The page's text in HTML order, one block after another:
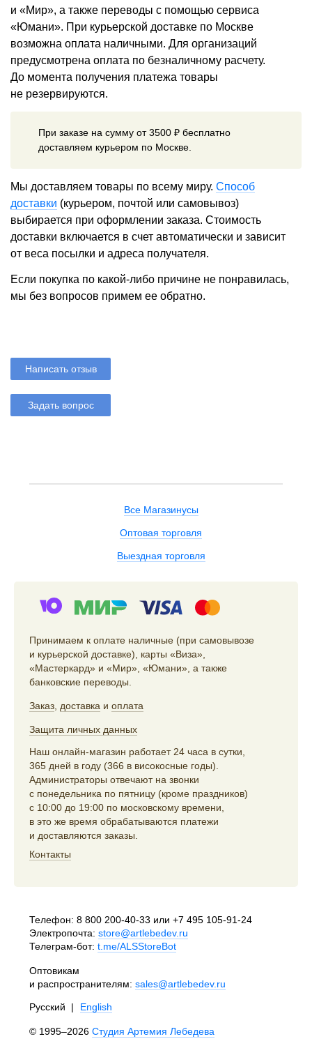
и «Мир», а также переводы с помощью сервиса
«Юмани». При курьерской доставке по Москве
возможна оплата наличными. Для организаций
предусмотрена оплата по безналичному расчету.
До момента получения платежа товары
не резервируются.
При заказе на сумму от 3500 ₽ бесплатно
доставляем курьером по Москве.
Мы доставляем товары по всему миру. Способ
доставки (курьером, почтой или самовывоз)
выбирается при оформлении заказа. Стоимость
доставки включается в счет автоматически и зависит
от веса посылки и адреса получателя.
Если покупка по какой-либо причине не понравилась,
мы без вопросов примем ее обратно.
Написать отзыв
Задать вопрос
Все Магазинусы
Оптовая торговля
Выездная торговля
Принимаем к оплате наличные (при самовывозе
и курьерской доставке), карты «Виза»,
«Мастеркард» и «Мир», «Юмани», а также
банковские переводы.
Заказ доставка и оплата
Защита личных данных
Наш онлайн-магазин работает 24 часа в сутки,
365 дней в году (366 в високосные годы).
Администраторы отвечают на звонки
с понедельника по пятницу (кроме праздников)
с 10:00 до 19:00 по московскому времени,
в это же время обрабатываются платежи
и доставляются заказы.
Контакты
Телефон: 8 800 200-40-33 или +7 495 105-91-24
Электропочта: store@artlebedev.ru
Телеграм-бот: t.me/ALSStoreBot
Оптовикам
и распространителям: sales@artlebedev.ru
Русский | English
© 1995–2026 Студия Артемия Лебедева